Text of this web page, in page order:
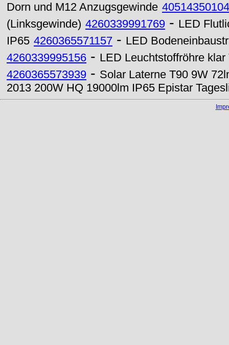
Dorn und M12 Anzugsgewinde
(Linksgewinde) 4260339991769 - LED
IP65 4260365571157 - LED
4260339995156 - LED Leuchtstoffröhre
4260365573939 - Solar Laterne T90 9W
2013 200W HQ 19000lm IP65 Epistar